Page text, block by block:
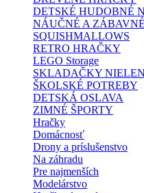
DETSKÉ HUDOBNÉ
NÁUČNÉ A
SQUISHMALLOWS
RETRO HRAČKY
LEGO Storage
SKLADAČKY
ŠKOLSKÉ POTREBY
DETSKÁ OSLAVA
ZIMNÉ ŠPORTY
Hračky
Domácnosť
Drony a príslušenstvo
Na záhradu
Pre najmenších
Modelárstvo